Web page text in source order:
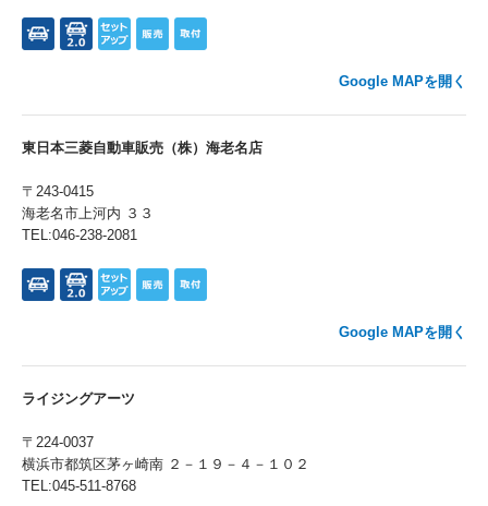
Google MAPを開く
東日本三菱自動車販売（株）海老名店
〒243-0415
海老名市上河内 ３３
TEL:046-238-2081
Google MAPを開く
ライジングアーツ
〒224-0037
横浜市都筑区茅ヶ崎南 ２－１９－４－１０２
TEL:045-511-8768